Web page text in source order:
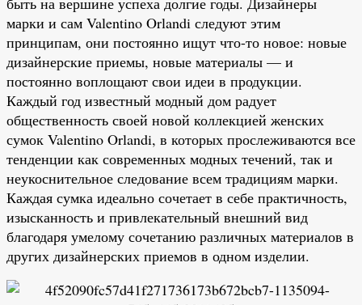
марки и сам Valentino Orlandi следуют этим
принципам, они постоянно ищут что-то новое: новые
дизайнерские приемы, новые материалы — и
постоянно воплощают свои идеи в продукции.
Каждый год известный модный дом радует
общественность своей новой коллекцией женских
сумок Valentino Orlandi, в которых прослеживаются все
тенденции как современных модных течений, так и
неукоснительное следование всем традициям марки.
Каждая сумка идеально сочетает в себе практичность,
изысканность и привлекательный внешний вид
благодаря умелому сочетанию различных материалов в
других дизайнерских приемов в одном изделии.